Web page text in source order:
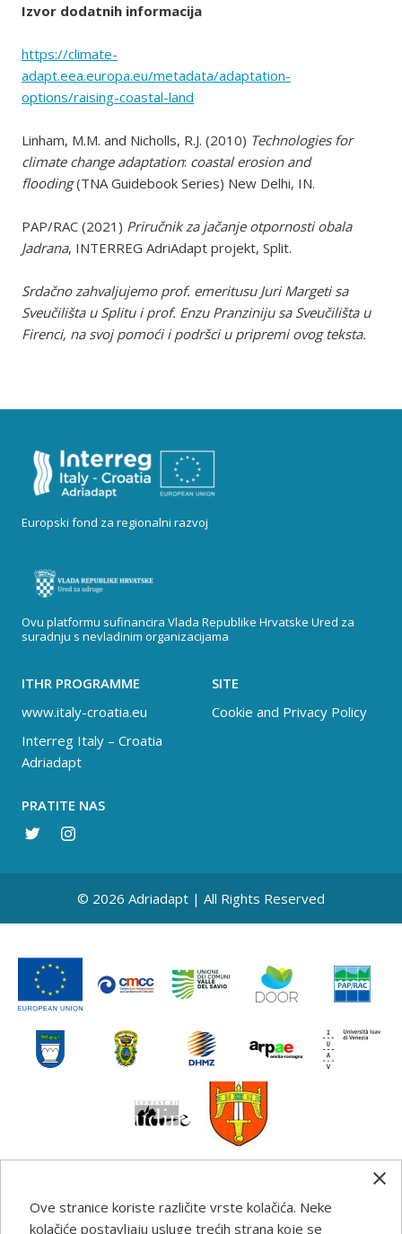
Izvor dodatnih informacija
https://climate-
adapt.eea.europa.eu/metadata/adaptation-
options/raising-coastal-land
Linham, M.M. and Nicholls, R.J. (2010) Technologies for
climate change adaptation: coastal erosion and
flooding(TNA Guidebook Series) New Delhi, IN.
PAP/RAC (2021) Priručnik za jačanje otpornosti obala
Jadrana, INTERREG AdriAdapt projekt, Split.
Srdačno zahvaljujemo prof. emeritusu Juri Margeti sa
Sveučilišta u Splitu i prof. Enzu Pranziniju sa Sveučilišta u
Firenci, na svoj pomoći i podršci u pripremi ovog teksta.
Europski fond za regionalni razvoj
Ovu platformu sufinancira Vlada Republike Hrvatske Ured za
suradnju s nevladinim organizacijama
ITHR PROGRAMME
www.italy-croatia.eu
Interreg Italy – Croatia
Adriadapt
SITE
Cookie and Privacy Policy
PRATITE NAS
© 2026 Adriadapt | All Rights Reserved
Any information, good practice guidance and
Ove stranice koriste različite vrste kolačića. Neke
kolačiće postavljaju usluge trećih strana koje se